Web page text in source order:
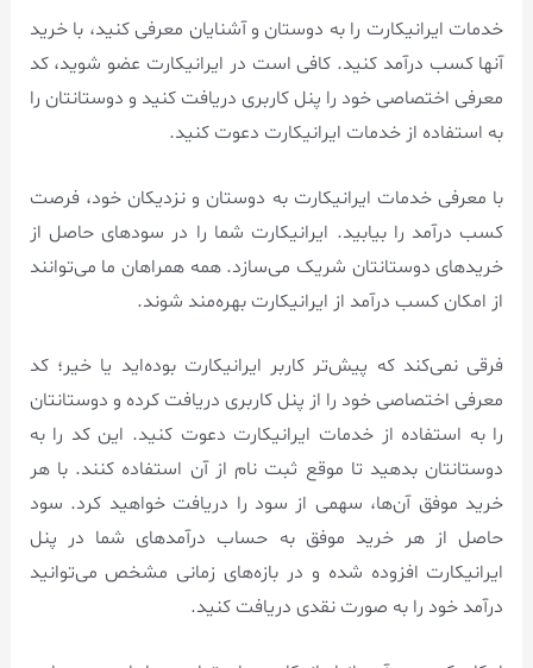
خدمات ایرانیکارت را به دوستان و آشنایان معرفی کنید، با خرید
آنها کسب درآمد کنید. کافی است در ایرانیکارت عضو شوید، کد
معرفی اختصاصی خود را پنل کاربری دریافت کنید و دوستانتان را
به استفاده از خدمات ایرانیکارت دعوت کنید.
با معرفی خدمات ایرانیکارت به دوستان و نزدیکان خود، فرصت
کسب درآمد را بیابید. ایرانیکارت شما را در سودهای حاصل از
خریدهای دوستانتان شریک می‌سازد. همه همراهان ما می‌توانند
از امکان کسب درآمد از ایرانیکارت بهره‌مند شوند.
فرقی نمی‌کند که پیش‌تر کاربر ایرانیکارت بوده‌اید یا خیر؛ کد
معرفی اختصاصی خود را از پنل کاربری دریافت کرده و دوستانتان
را به استفاده از خدمات ایرانیکارت دعوت کنید. این کد را به
دوستانتان بدهید تا موقع ثبت نام از آن استفاده کنند. با هر
خرید موفق آن‌ها، سهمی از سود را دریافت خواهید کرد. سود
حاصل از هر خرید موفق به حساب درآمدهای شما در پنل
ایرانیکارت افزوده شده و در بازه‌های زمانی مشخص می‌توانید
درآمد خود را به صورت نقدی دریافت کنید.